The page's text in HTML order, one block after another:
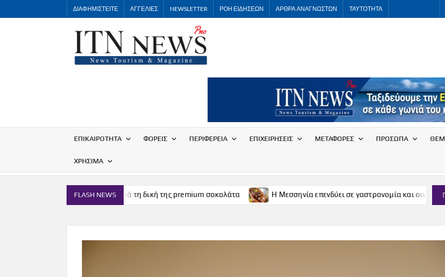
to
ΔΙΑΦΗΜΙΣΤΕΙΤΕ ΑΓΓΕΛΙΕΣ NEWSLETTER ΡΟΗ ΕΙΔΗΣΕΩΝ ΑΡΘΡΑ ΑΝΑΓΝΩΣΤΩΝ ΤΑΥΤΟΤΗΤΑ
News
ΕΠΙΚΑΙΡΟΤΗΤΑ ΦΟΡΕΙΣ ΠΕΡΙΦΕΡΕΙΑ ΕΠΙΧΕΙΡΗΣΕΙΣ ΜΕΤΑΦΟΡΕΣ ΠΡΟΣΩΠΑ
ΧΡΗΣΙΜΑ
FLASH NEWS
Η Μύκονος αποκτά τη δική της premium σοκολάτα Η Μεσσηνία επενδύει σε γαστρονομία και οινοτουρισμό